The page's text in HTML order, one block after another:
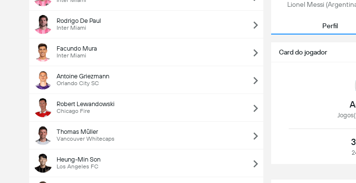
Rodrigo De Paul
Inter Miami
Facundo Mura
Inter Miami
Antoine Griezmann
Orlando City SC
Robert Lewandowski
Chicago Fire
Thomas Müller
Vancouver Whitecaps
Heung-Min Son
Los Angeles FC
Lionel Messi
Perfil
Card do jogador